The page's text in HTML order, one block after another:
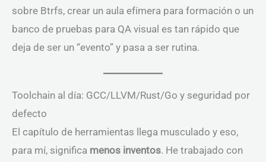
sobre Btrfs, crear un aula efímera para formación o un
banco de pruebas para QA visual es tan rápido que
deja de ser un “evento” y pasa a ser rutina.
Toolchain al día: GCC/LLVM/Rust/Go y seguridad por
defecto
El capítulo de herramientas llega musculado y eso,
para mí, significa menos inventos. He trabajado con